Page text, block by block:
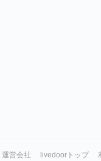
運営会社 livedoorトップ